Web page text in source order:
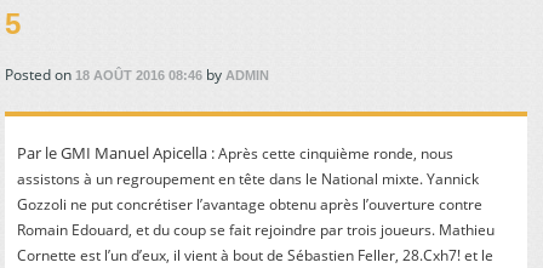
5
Posted on18 AOÛT 2016 08:46 byADMIN
Par le GMI Manuel Apicella :Après cette cinquième ronde, nous
assistons à un regroupement en tête dans le National mixte. Yannick
Gozzoli ne put concrétiser l’avantage obtenu après l’ouverture contre
Romain Edouard, et du coup se fait rejoindre par trois joueurs. Mathieu
Cornette est l’un d’eux, il vient à bout de Sébastien Feller, 28.Cxh7! et le